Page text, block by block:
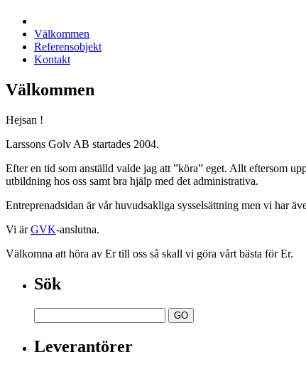
Välkommen
Referensobjekt
Kontakt
Välkommen
Hejsan !
Larssons Golv AB startades 2004.
Efter en tid som anställd valde jag att ”köra” eget. Allt eftersom
utbildning hos oss samt bra hjälp med det administrativa.
Entreprenadsidan är vår huvudsakliga sysselsättning men vi har
Vi ärGVK-anslutna.
Välkomna att höra av Er till oss så skall vi göra vårt bästa för Er.
Sök
Leverantörer